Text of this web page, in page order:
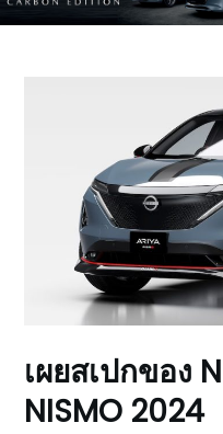
เผยสเปกของ
NISMO 2024